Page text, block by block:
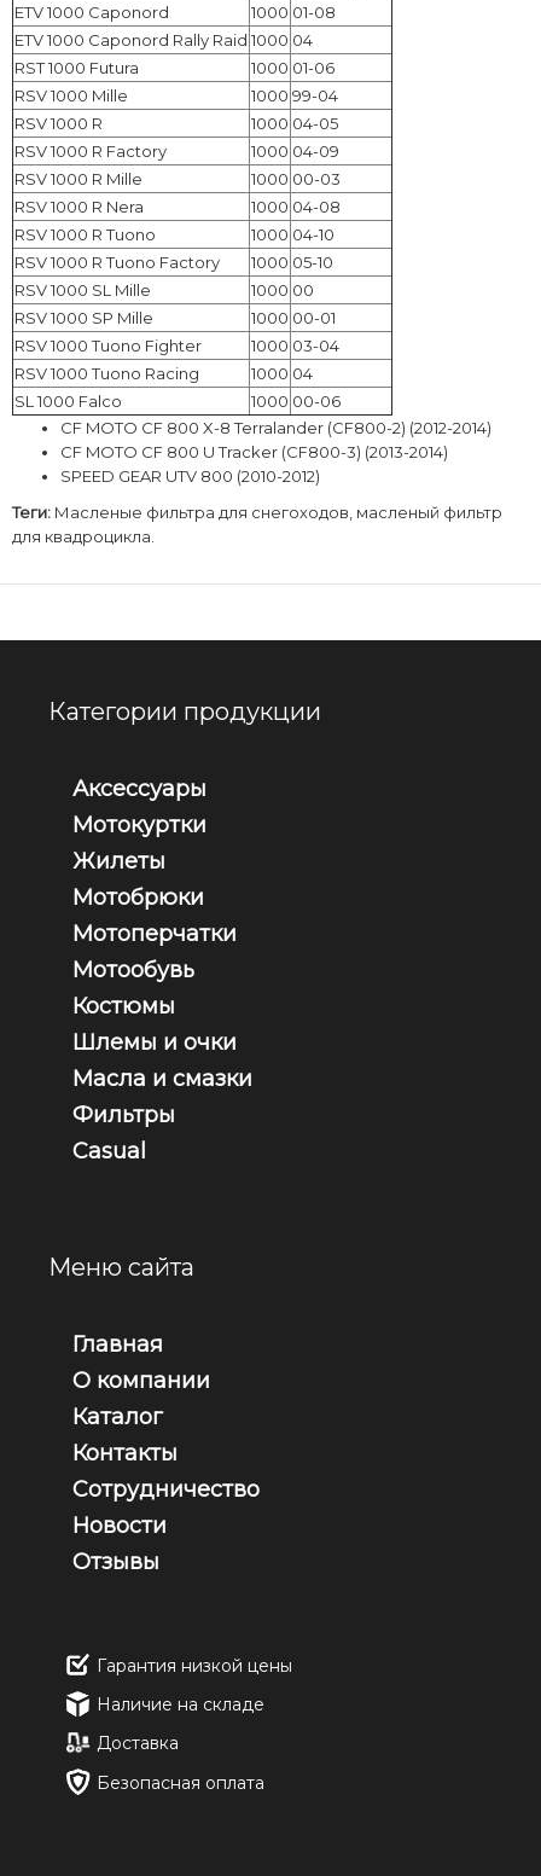
ETV 1000 Caponord
1000 01-08
ETV 1000 Caponord Rally Raid 1000 04
RST 1000 Futura
1000 01-06
RSV 1000 Mille
1000 99-04
RSV 1000 R
1000 04-05
RSV 1000 R Factory
1000 04-09
RSV 1000 R Mille
1000 00-03
RSV 1000 R Nera
1000 04-08
RSV 1000 R Tuono
1000 04-10
RSV 1000 R Tuono Factory
1000 05-10
RSV 1000 SL Mille
1000 00
RSV 1000 SP Mille
1000 00-01
RSV 1000 Tuono Fighter
1000 03-04
RSV 1000 Tuono Racing
1000 04
SL 1000 Falco
1000 00-06
CF MOTO CF 800 X-8 Terralander (CF800-2) (2012-2014)
CF MOTO CF 800 U Tracker (CF800-3) (2013-2014)
SPEED GEAR UTV 800 (2010-2012)
Теги: Масленые фильтра для снегоходов масленый фильтр
для квадроцикла.
Категории продукции
Аксессуары
Мотокуртки
Жилеты
Мотобрюки
Мотоперчатки
Мотообувь
Костюмы
Шлемы и очки
Масла и смазки
Фильтры
Casual
Меню сайта
Главная
О компании
Каталог
Контакты
Сотрудничество
Новости
Отзывы
Гарантия низкой цены
Наличие на складе
Доставка
Безопасная оплата